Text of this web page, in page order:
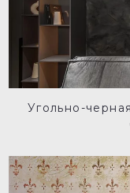
Угольно-